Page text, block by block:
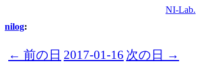
NI-Lab.
nilog:
← 前の日 2017-01-16 次の日 →